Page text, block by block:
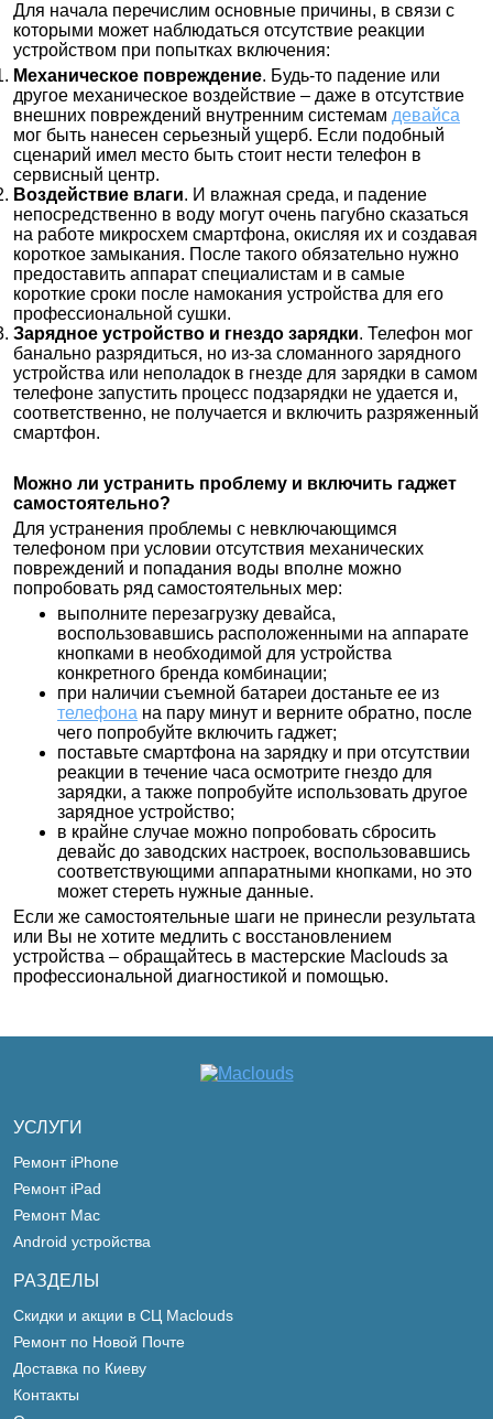
Для начала перечислим основные причины, в связи с
которыми может наблюдаться отсутствие реакции
устройством при попытках включения:
Механическое повреждение. Будь-то падение или
другое механическое воздействие – даже в отсутствие
внешних повреждений внутренним системам девайса
мог быть нанесен серьезный ущерб. Если подобный
сценарий имел место быть стоит нести телефон в
сервисный центр.
Воздействие влаги. И влажная среда, и падение
непосредственно в воду могут очень пагубно сказаться
на работе микросхем смартфона, окисляя их и создавая
короткое замыкания. После такого обязательно нужно
предоставить аппарат специалистам и в самые
короткие сроки после намокания устройства для его
профессиональной сушки.
Зарядное устройство и гнездо зарядки. Телефон мог
банально разрядиться, но из-за сломанного зарядного
устройства или неполадок в гнезде для зарядки в самом
телефоне запустить процесс подзарядки не удается и,
соответственно, не получается и включить разряженный
смартфон.
Можно ли устранить проблему и включить гаджет
самостоятельно?
Для устранения проблемы с невключающимся
телефоном при условии отсутствия механических
повреждений и попадания воды вполне можно
попробовать ряд самостоятельных мер:
выполните перезагрузку девайса,
воспользовавшись расположенными на аппарате
кнопками в необходимой для устройства
конкретного бренда комбинации;
при наличии съемной батареи достаньте ее из
телефона на пару минут и верните обратно, после
чего попробуйте включить гаджет;
поставьте смартфона на зарядку и при отсутствии
реакции в течение часа осмотрите гнездо для
зарядки, а также попробуйте использовать другое
зарядное устройство;
в крайне случае можно попробовать сбросить
девайс до заводских настроек, воспользовавшись
соответствующими аппаратными кнопками, но это
может стереть нужные данные.
Если же самостоятельные шаги не принесли результата
или Вы не хотите медлить с восстановлением
устройства – обращайтесь в мастерские Maclouds за
профессиональной диагностикой и помощью.
УСЛУГИ
Ремонт iPhone
Ремонт iPad
Ремонт Mac
Android устройства
РАЗДЕЛЫ
Скидки и акции в СЦ Maclouds
Ремонт по Новой Почте
Доставка по Киеву
Контакты